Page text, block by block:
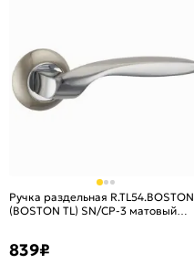
Ручка раздельная R.TL54.BOSTON
(BOSTON TL) SN/CP-3 матовый
839₽